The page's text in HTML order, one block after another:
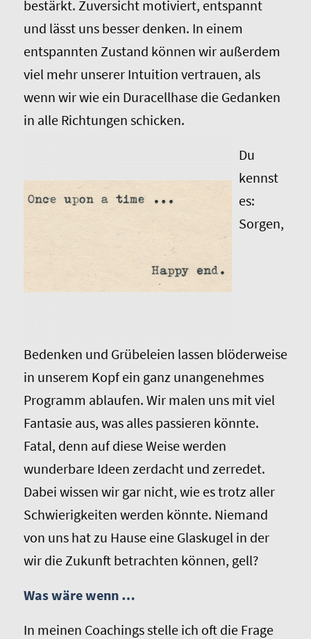
bestärkt. Zuversicht motiviert, entspannt
und lässt uns besser denken. In einem
entspannten Zustand können wir außerdem
viel mehr unserer Intuition vertrauen, als
wenn wir wie ein Duracellhase die Gedanken
in alle Richtungen schicken.
Du
kennst
es:
Sorgen,
Bedenken und Grübeleien lassen blöderweise
in unserem Kopf ein ganz unangenehmes
Programm ablaufen. Wir malen uns mit viel
Fantasie aus, was alles passieren könnte.
Fatal, denn auf diese Weise werden
wunderbare Ideen zerdacht und zerredet.
Dabei wissen wir gar nicht, wie es trotz aller
Schwierigkeiten werden könnte. Niemand
von uns hat zu Hause eine Glaskugel in der
wir die Zukunft betrachten können, gell?
Was wäre wenn …
In meinen Coachings stelle ich oft die Frage